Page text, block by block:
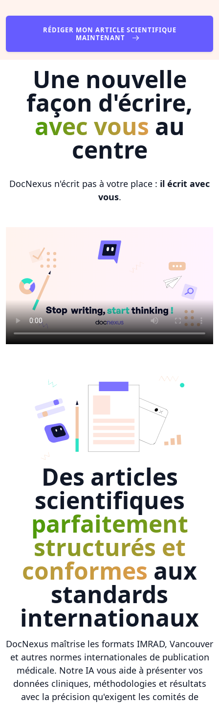
RÉDIGER MON ARTICLE SCIENTIFIQUE
MAINTENANT
Une nouvelle
façon d'écrire,
avec vous au
centre
DocNexus n'écrit pas à votre place : il écrit avec
vous.
Des articles
scientifiques
parfaitement
structurés et
conformes aux
standards
internationaux
DocNexus maîtrise les formats IMRAD, Vancouver
et autres normes internationales de publication
médicale. Notre IA vous aide à présenter vos
données cliniques, méthodologies et résultats
avec la précision qu'exigent les comités de